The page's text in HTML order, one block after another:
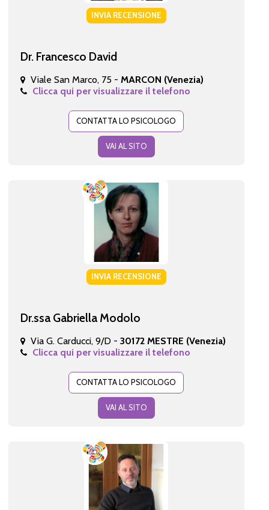
INVIA RECENSIONE
Dr. Francesco David
Viale San Marco, 75 - MARCON (Venezia)
Clicca qui per visualizzare il telefono
CONTATTA LO PSICOLOGO
VAI AL SITO
INVIA RECENSIONE
Dr.ssa Gabriella Modolo
Via G. Carducci, 9/D - 30172 MESTRE (Venezia)
Clicca qui per visualizzare il telefono
CONTATTA LO PSICOLOGO
VAI AL SITO